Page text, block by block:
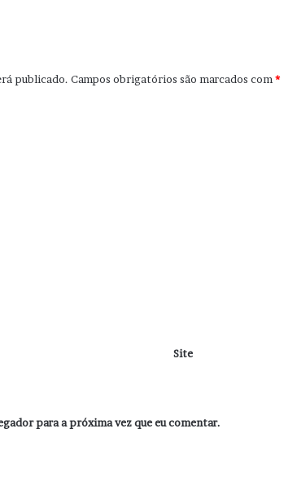
publicado. Campos obrigatórios são marcados com *
Site
para a próxima vez que eu comentar.